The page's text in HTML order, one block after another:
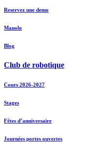
Reservez une demo
Manolo
Blog
Club de robotique
Cours 2026-2027
Stages
Fêtes d’anniversaire
Journées portes ouvertes